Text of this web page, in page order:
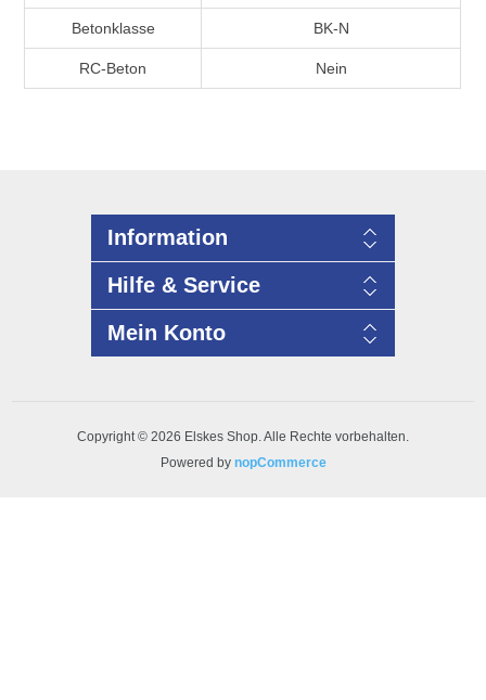
Betonklasse BK-N
RC-Beton Nein
Information
Hilfe & Service
Mein Konto
Copyright © 2026 Elskes Shop. Alle Rechte vorbehalten.
Powered by nopCommerce